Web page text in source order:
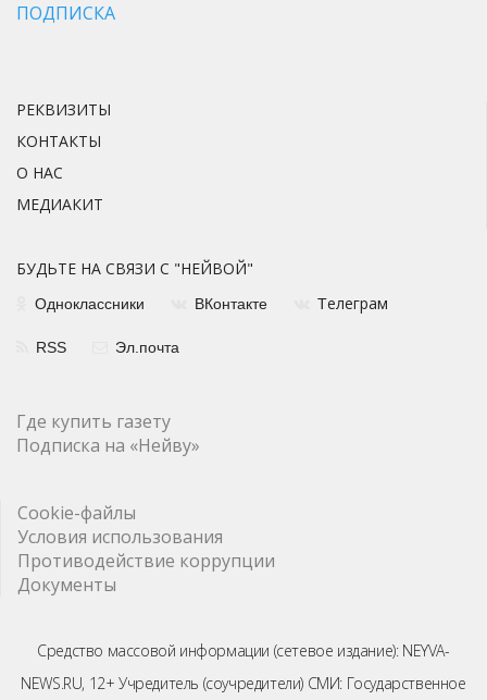
ПОДПИСКА
РЕКВИЗИТЫ
КОНТАКТЫ
О НАС
МЕДИАКИТ
БУДЬТЕ НА СВЯЗИ С "НЕЙВОЙ"
Одноклассники ВКонтакте Телеграм
RSS Эл.почта
Где купить газету
Подписка на «Нейву»
Cookie-файлы
Условия использования
Противодействие коррупции
Документы
Средство массовой информации (сетевое издание): NEYVA-
NEWS.RU, 12+ Учредитель (соучредители) СМИ: Государственное